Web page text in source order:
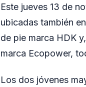
Este jueves 13 de
ubicadas también
de pie marca HDK
marca Ecopower,
Los dos jóvenes